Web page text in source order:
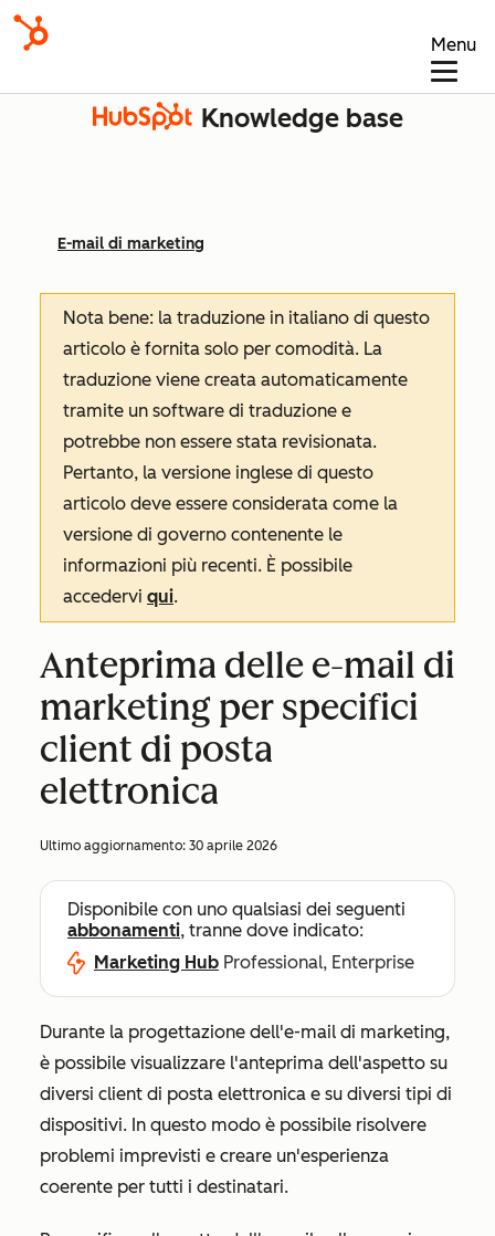
Menu
Knowledge base
E-mail di marketing
Nota bene: la traduzione in italiano di questo
articolo è fornita solo per comodità. La
traduzione viene creata automaticamente
tramite un software di traduzione e
potrebbe non essere stata revisionata.
Pertanto, la versione inglese di questo
articolo deve essere considerata come la
versione di governo contenente le
informazioni più recenti. È possibile
accedervi qui.
Anteprima delle e-mail di
marketing per specifici
client di posta
elettronica
Ultimo aggiornamento: 30 aprile 2026
Disponibile con uno qualsiasi dei seguenti
abbonamenti, tranne dove indicato:
Marketing Hub Professional, Enterprise
Durante la progettazione dell'e-mail di marketing,
è possibile visualizzare l'anteprima dell'aspetto su
diversi client di posta elettronica e su diversi tipi di
dispositivi. In questo modo è possibile risolvere
problemi imprevisti e creare un'esperienza
coerente per tutti i destinatari.